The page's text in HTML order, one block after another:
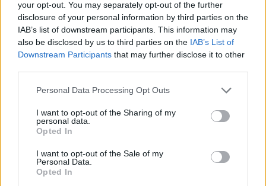
your opt-out. You may separately opt-out of the further
disclosure of your personal information by third parties on the
IAB’s list of downstream participants. This information may
also be disclosed by us to third parties on the IAB’s List of
Downstream Participants that may further disclose it to other
Personal Data Processing Opt Outs
I want to opt-out of the Sharing of my
personal data.
Opted In
I want to opt-out of the Sale of my
Personal Data.
Opted In